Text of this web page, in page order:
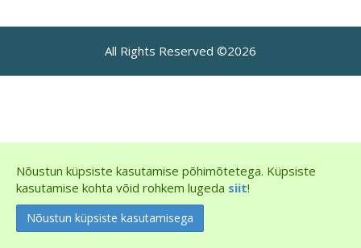
All Rights Reserved ©2026
Nõustun küpsiste kasutamise põhimõtetega. Küpsiste
kasutamise kohta võid rohkem lugeda siit!